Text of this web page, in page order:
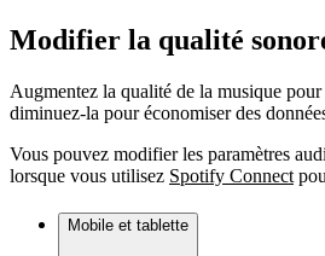
Modifier la qualité
Augmentez la qualité de la musique
diminuez-la pour économiser des
Vous pouvez modifier les paramètres
lorsque vous utilisez Spotify Connect
Mobile et tablette